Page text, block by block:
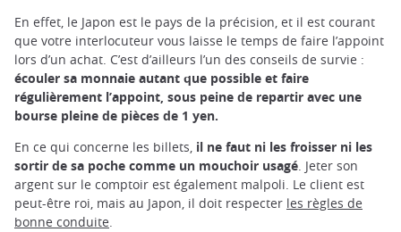
En effet, le Japon est le pays de la précision, et il est courant
que votre interlocuteur vous laisse le temps de faire l’appoint
lors d’un achat. C’est d’ailleurs l’un des conseils de survie :
écouler sa monnaie autant que possible et faire
régulièrement l’appoint, sous peine de repartir avec une
bourse pleine de pièces de 1 yen.
En ce qui concerne les billets, il ne faut ni les froisser ni les
sortir de sa poche comme un mouchoir usagé. Jeter son
argent sur le comptoir est également malpoli. Le client est
peut-être roi, mais au Japon, il doit respecter les règles de
bonne conduite.